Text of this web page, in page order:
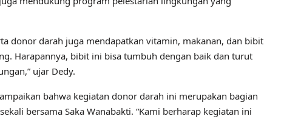
donor darah juga mendapatkan vitamin, makanan, dan bibit
Harapannya, bibit ini bisa tumbuh dengan baik dan turut
ujar Dedy.
bahwa kegiatan donor darah ini merupakan bagian
bersama Saka Wanabakti. “Kami berharap kegiatan ini